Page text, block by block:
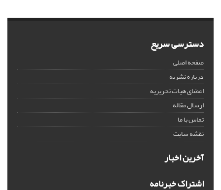
دسترسی سریع
صفحه اصلی
درباره نشریه
اعضای هیات تحریریه
ارسال مقاله
تماس با ما
نقشه سایت
آخرین اخبار
اشتراک خبرنامه